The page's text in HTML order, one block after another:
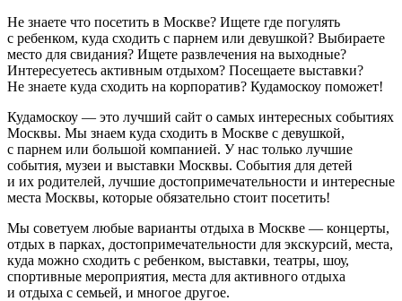
Не знаете что посетить в Москве? Ищете где погулять
с ребенком, куда сходить с парнем или девушкой? Выбираете
место для свидания? Ищете развлечения на выходные?
Интересуетесь активным отдыхом? Посещаете выставки?
Не знаете куда сходить на корпоратив? Кудамоскоу поможет!
Кудамоскоу — это лучший сайт о самых интересных событиях
Москвы. Мы знаем куда сходить в Москве с девушкой,
с парнем или большой компанией. У нас только лучшие
события, музеи и выставки Москвы. События для детей
и их родителей, лучшие достопримечательности и интересные
места Москвы, которые обязательно стоит посетить!
Мы советуем любые варианты отдыха в Москве — концерты,
отдых в парках, достопримечательности для экскурсий, места,
куда можно сходить с ребенком, выставки, театры, шоу,
спортивные мероприятия, места для активного отдыха
и отдыха с семьей, и многое другое.